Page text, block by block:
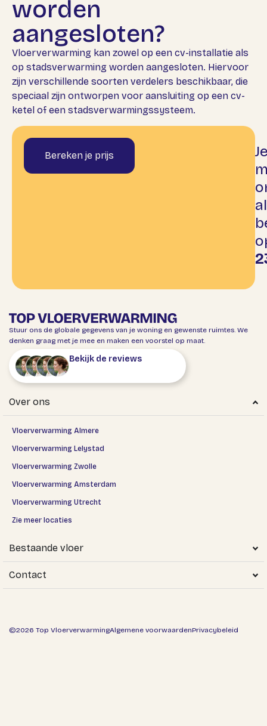
worden
aangesloten?
Vloerverwarming kan zowel op een cv-installatie als
op stadsverwarming worden aangesloten. Hiervoor
zijn verschillende soorten verdelers beschikbaar, die
speciaal zijn ontworpen voor aansluiting op een cv-
ketel of een stadsverwarmingssysteem.
Bereken je prijs
Stuur ons de globale gegevens van je woning en gewenste ruimtes. We
denken graag met je mee en maken een voorstel op maat.
Bekijk de reviews
Over ons
Vloerverwarming Almere
Vloerverwarming Lelystad
Vloerverwarming Zwolle
Vloerverwarming Amsterdam
Vloerverwarming Utrecht
Zie meer locaties
Bestaande vloer
Contact
©2026 Top VloerverwarmingAlgemene voorwaardenPrivacybeleid